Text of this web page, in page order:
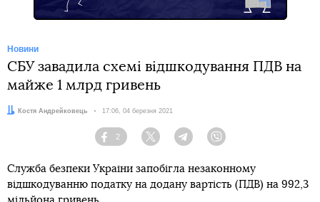
Новини
СБУ завадила схемі відшкодування ПДВ на
майже 1 млрд гривень
Автор:Костя Андрейковець Дата:
17:06, 04 березня 2021
Facebook
2
Twitter TelegramViber
Служба безпеки України запобігла незаконному
відшкодуванню податку на додану вартість (ПДВ) на 992,3